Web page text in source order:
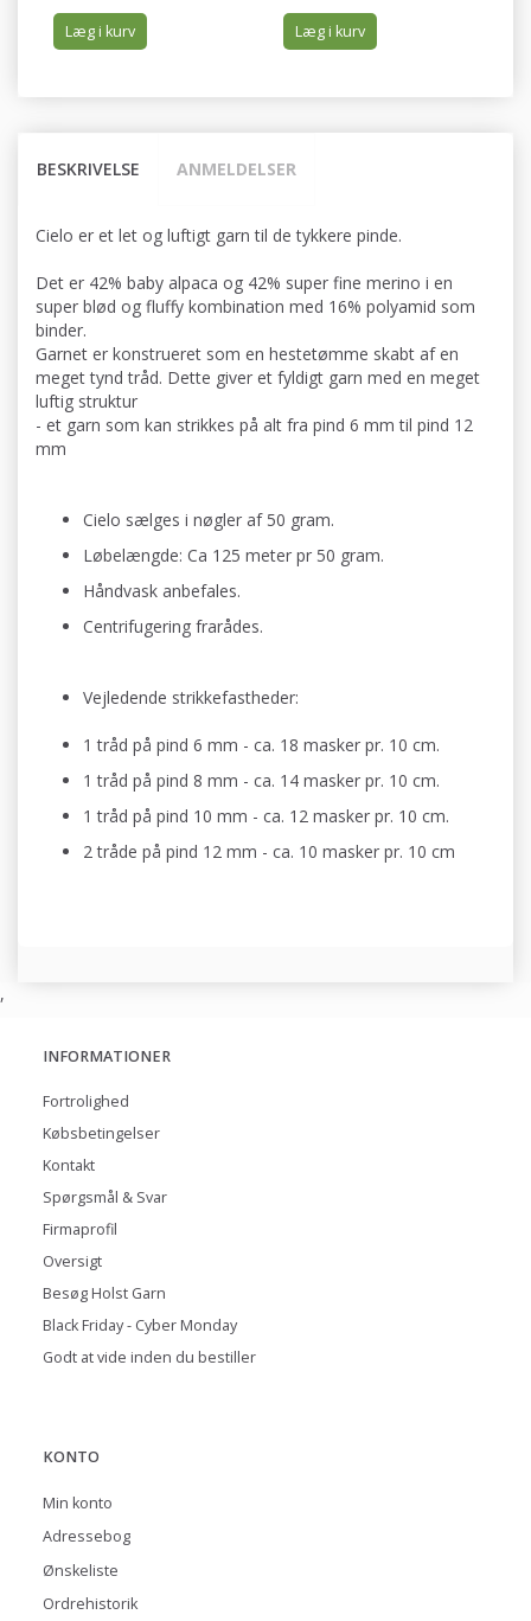
Læg i kurv Læg i kurv
BESKRIVELSE ANMELDELSER
Cielo er et let og luftigt garn til de tykkere pinde.
Det er 42% baby alpaca og 42% super fine merino i en
super blød og fluffy kombination med 16% polyamid som
binder.
Garnet er konstrueret som en hestetømme skabt af en
meget tynd tråd. Dette giver et fyldigt garn med en meget
luftig struktur
- et garn som kan strikkes på alt fra pind 6 mm til pind 12
mm
Cielo sælges i nøgler af 50 gram.
Løbelængde: Ca 125 meter pr 50 gram.
Håndvask anbefales.
Centrifugering frarådes.
Vejledende strikkefastheder:
1 tråd på pind 6 mm - ca. 18 masker pr. 10 cm.
1 tråd på pind 8 mm - ca. 14 masker pr. 10 cm.
1 tråd på pind 10 mm - ca. 12 masker pr. 10 cm.
2 tråde på pind 12 mm - ca. 10 masker pr. 10 cm
,
INFORMATIONER
Fortrolighed
Købsbetingelser
Kontakt
Spørgsmål & Svar
Firmaprofil
Oversigt
Besøg Holst Garn
Black Friday - Cyber Monday
Godt at vide inden du bestiller
KONTO
Min konto
Adressebog
Ønskeliste
Ordrehistorik